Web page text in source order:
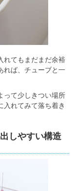
れてもまだまだ余裕
れば、チューブと一
って少しきつい場所
入れてみて落ち着き
しやすい構造